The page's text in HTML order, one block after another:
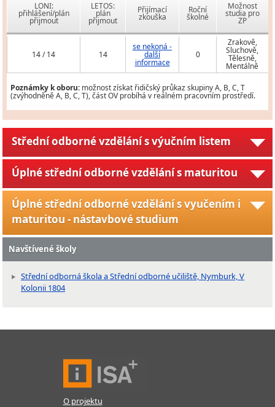
LONI:
přihlášení/plán
přijmout
LETOS:
plán
přijmout
Přijímací
zkouška
Roční
školné
Možnost
studia pro
ZP
14 / 14 14
se nekoná -
další
informace
0
Zrakově,
Sluchově,
Tělesně,
Mentálně
Poznámky k oboru: možnost získat řidičský průkaz skupiny A, B, C, T
(zvýhodněně A, B, C, T), část OV probíhá v reálném pracovním prostředí.
Střední odborné vzdělání s výučním listem
Úplné střední odborné vzdělání s maturitou
Úplné střední odborné vzdělání s vyučením i
maturitou - nástavbové studium
Navštívené školy
Střední odborná škola a Střední odborné učiliště, Nymburk, V
Kolonii 1804
O projektu